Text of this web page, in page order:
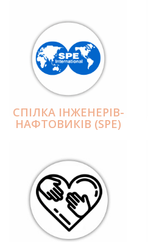
СПІЛКА ІНЖЕНЕРІВ-
НАФТОВИКІВ (SPE)